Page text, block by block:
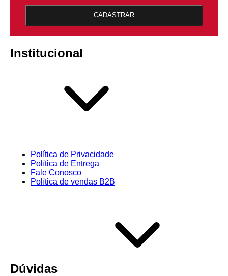
CADASTRAR
Institucional
Política de Privacidade
Política de Entrega
Fale Conosco
Política de vendas B2B
Dúvidas